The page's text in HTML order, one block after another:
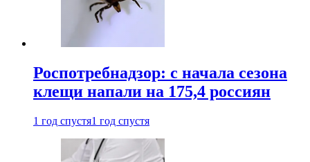
Роспотребнадзор: с начала сезона
клещи напали на 175,4 россиян
1 год спустя1 год спустя